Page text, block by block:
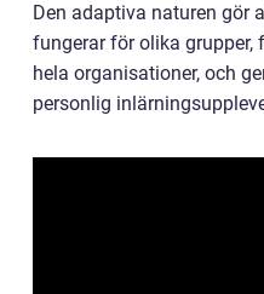
Den adaptiva naturen gör
fungerar för olika grupper,
hela organisationer, och
personlig